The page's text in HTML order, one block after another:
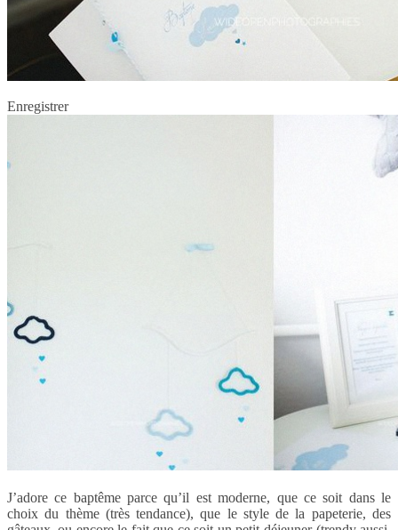
Enregistrer
J’adore ce baptême parce qu’il est moderne, que ce soit dans le
choix du thème (très tendance), que le style de la papeterie, des